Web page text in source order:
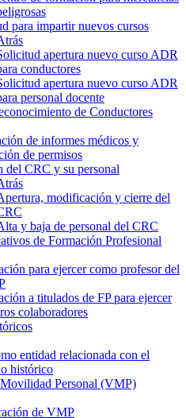
para impartir nuevos cursos
apertura nuevo curso ADR
conductores
apertura nuevo curso ADR
personal docente
de Conductores
de informes médicos y
de permisos
del CRC y su personal
modificación y cierre del
y baja de personal del CRC
de Formación Profesional
para ejercer como profesor del
a titulados de FP para ejercer
colaboradores
entidad relacionada con el
histórico
Personal (VMP)
de VMP